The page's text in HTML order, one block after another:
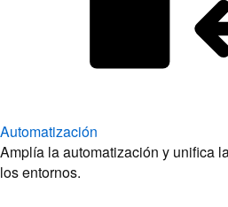
Automatización
Amplía la automatización y unifica
los entornos.